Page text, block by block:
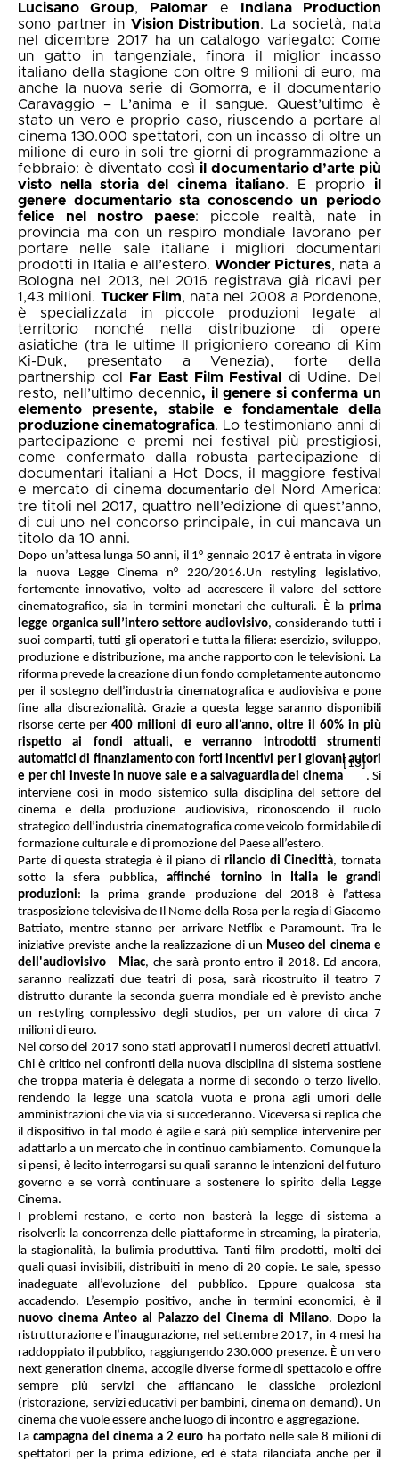
Lucisano Group, Palomar e
Indiana Production
sono partner in Vision Distribution. La società, nata
nel dicembre 2017 ha un catalogo variegato: Come
un gatto in tangenziale, finora il miglior incasso
italiano della stagione con oltre 9 milioni di euro, ma
anche la nuova serie di Gomorra, e il documentario
Caravaggio – L’anima e il sangue. Quest’ultimo è
stato un vero e proprio caso, riuscendo a portare al
cinema 130.000 spettatori, con un incasso di oltre un
milione di euro in soli tre giorni di programmazione a
febbraio: è diventato così il documentario d’arte più
visto nella storia del cinema italiano. E proprio il
genere documentario sta conoscendo un periodo
felice nel nostro paese: piccole realtà, nate in
provincia ma con un respiro mondiale lavorano per
portare nelle sale italiane i migliori documentari
prodotti in Italia e all’estero. Wonder Pictures, nata a
Bologna nel 2013, nel 2016 registrava già ricavi per
1,43 milioni. Tucker Film, nata nel 2008 a Pordenone,
è specializzata in piccole produzioni legate al
territorio nonché nella distribuzione di opere
asiatiche (tra le ultime Il prigioniero coreano di Kim
Ki-Duk, presentato a Venezia), forte della
partnership col
Far East Film Festival
di Udine. Del
resto, nell’ultimo decennio, il genere si conferma un
elemento presente, stabile e fondamentale della
produzione cinematografica. Lo testimoniano anni di
partecipazione e premi nei festival più prestigiosi,
come confermato dalla robusta partecipazione di
documentari italiani a Hot Docs, il maggiore festival
e mercato di cinemadocumentario del Nord America:
tre titoli nel 2017, quattro nell’edizione di quest’anno,
di cui uno nel concorso principale, in cui mancava un
titolo da 10 anni.
Dopo un’attesa lunga 50 anni, il 1° gennaio 2017 è entrata in vigore
la nuova Legge Cinema n° 220/2016.Un restyling legislativo,
fortemente innovativo, volto ad accrescere il valore del settore
cinematografico, sia in termini monetari che culturali. È la prima
legge organica sull’intero settore audiovisivo, considerando tutti i
suoi comparti, tutti gli operatori e tutta la filiera: esercizio, sviluppo,
produzione e distribuzione, ma anche rapporto con le televisioni. La
riforma prevede la creazione di un fondo completamente autonomo
per il sostegno dell’industria cinematografica e audiovisiva e pone
fine alla discrezionalità. Grazie a questa legge saranno disponibili
risorse certe per 400 milioni di euro all’anno, oltre il 60% in più
rispetto ai fondi attuali, e verranno introdotti strumenti
automatici di finanziamento con forti incentivi per i giovani autori
e per chi investe in nuove sale e a salvaguardia dei cinema
[13]
. Si
interviene così in modo sistemico sulla disciplina del settore del
cinema e della produzione audiovisiva, riconoscendo il ruolo
strategico dell’industria cinematografica come veicolo formidabile di
formazione culturale e di promozione del Paese all’estero.
Parte di questa strategia è il piano di rilancio di Cinecittà, tornata
sotto la sfera pubblica,affinché tornino in Italia le grandi
produzioni: la prima grande produzione del 2018 è l’attesa
trasposizione televisiva de Il Nome della Rosa per la regia di Giacomo
Battiato, mentre stanno per arrivare Netflix e Paramount. Tra le
iniziative previste anche la realizzazione di un Museo del cinema e
dell'audiovisivo - Miac, che sarà pronto entro il 2018. Ed ancora,
saranno realizzati due teatri di posa, sarà ricostruito il teatro 7
distrutto durante la seconda guerra mondiale ed è previsto anche
un restyling complessivo degli studios, per un valore di circa 7
milioni di euro.
Nel corso del 2017 sono stati approvati i numerosi decreti attuativi.
Chi è critico nei confronti della nuova disciplina di sistema sostiene
che troppa materia è delegata a norme di secondo o terzo livello,
rendendo la legge una scatola vuota e prona agli umori delle
amministrazioni che via via si succederanno. Viceversa si replica che
il dispositivo in tal modo è agile e sarà più semplice intervenire per
adattarlo a un mercato che in continuo cambiamento. Comunque la
si pensi, è lecito interrogarsi su quali saranno le intenzioni del futuro
governo e se vorrà continuare a sostenere lo spirito della Legge
Cinema.
I problemi restano, e certo non basterà la legge di sistema a
risolverli: la concorrenza delle piattaforme in streaming, la pirateria,
la stagionalità, la bulimia produttiva. Tanti film prodotti, molti dei
quali quasi invisibili, distribuiti in meno di 20 copie. Le sale, spesso
inadeguate all’evoluzione del pubblico. Eppure qualcosa sta
accadendo. L’esempio positivo, anche in termini economici, è il
nuovo cinema Anteo al Palazzo del Cinema di Milano. Dopo la
ristrutturazione e l’inaugurazione, nel settembre 2017, in 4 mesi ha
raddoppiato il pubblico, raggiungendo 230.000 presenze. È un vero
next generation cinema, accoglie diverse forme di spettacolo e offre
sempre più servizi che affiancano le classiche proiezioni
(ristorazione, servizi educativi per bambini, cinema on demand). Un
cinema che vuole essere anche luogo di incontro e aggregazione.
Lacampagna del cinema a 2 euro ha portato nelle sale 8 milioni di
spettatori per la prima edizione, ed è stata rilanciata anche per il